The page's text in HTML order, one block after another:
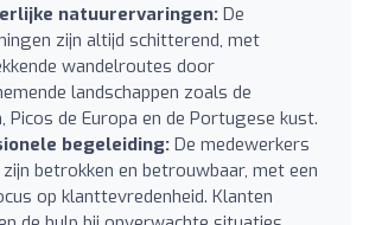
natuurervaringen: De
zijn altijd schitterend, met
wandelroutes door
landschappen zoals de
Picos de Europa en de Portugese kust.
begeleiding:De medewerkers
zijn betrokken en betrouwbaar, met een
op klanttevredenheid. Klanten